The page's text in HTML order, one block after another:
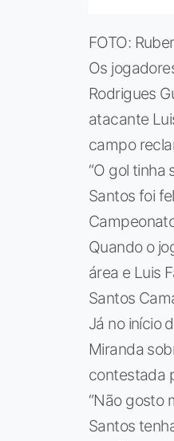
FOTO:
Os
Rodrigues
atacante
campo
“O gol tinha
Santos foi
Quando o
área e Luis
Santos
Já no início
Miranda
contestada
“Não gosto
Santos